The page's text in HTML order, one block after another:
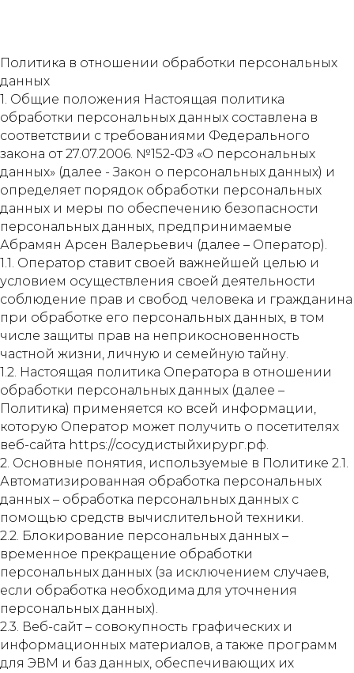
Политика в отношении обработки персональных
данных
1. Общие положения Настоящая политика
обработки персональных данных составлена в
соответствии с требованиями Федерального
закона от 27.07.2006. №152-ФЗ «О персональных
данных» (далее - Закон о персональных данных) и
определяет порядок обработки персональных
данных и меры по обеспечению безопасности
персональных данных, предпринимаемые
Абрамян Арсен Валерьевич (далее – Оператор).
1.1. Оператор ставит своей важнейшей целью и
условием осуществления своей деятельности
соблюдение прав и свобод человека и гражданина
при обработке его персональных данных, в том
числе защиты прав на неприкосновенность
частной жизни, личную и семейную тайну.
1.2. Настоящая политика Оператора в отношении
обработки персональных данных (далее –
Политика) применяется ко всей информации,
которую Оператор может получить о посетителях
веб-сайта https://сосудистыйхирург.рф.
2. Основные понятия, используемые в Политике 2.1.
Автоматизированная обработка персональных
данных – обработка персональных данных с
помощью средств вычислительной техники.
2.2. Блокирование персональных данных –
временное прекращение обработки
персональных данных (за исключением случаев,
если обработка необходима для уточнения
персональных данных).
2.3. Веб-сайт – совокупность графических и
информационных материалов, а также программ
для ЭВМ и баз данных, обеспечивающих их